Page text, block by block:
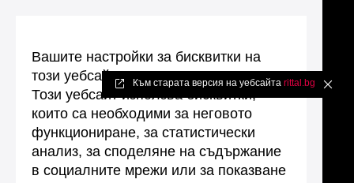
Към старата версия на уебсайта rittal.bg ✖
Вашите настройки за бисквитки на
този уебсайт
Този уебсайт използва бисквитки,
които са необходими за неговото
функциониране, за статистически
анализ, за споделяне на съдържание
в социалните мрежи или за показване